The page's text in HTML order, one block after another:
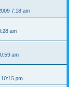
7:18 am
am
am
pm